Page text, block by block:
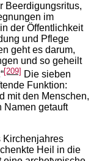
Beerdigungsritus,
im
der Öffentlichkeit
und Pflege
geht es darum,
und so geheilt
[209] Die sieben
Funktion:
mit den Menschen,
Namen getauft
Kirchenjahres
Heil in die